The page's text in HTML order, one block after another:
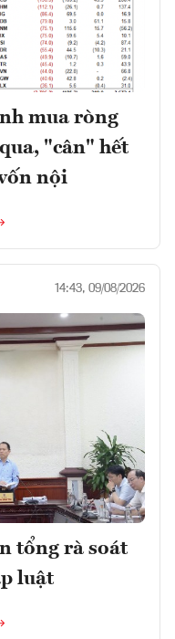
mua ròng
"cân" hết
nội
14:43, 09/08/2026
tổng rà soát
luật